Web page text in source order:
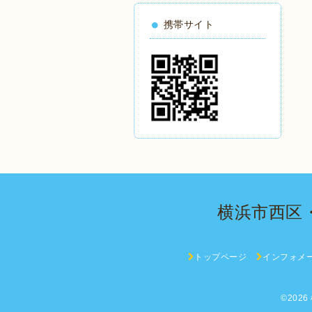
携帯サイト
横浜市西区
トップページ インフォメ
©2026